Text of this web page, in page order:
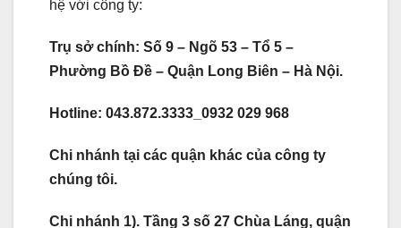
hệ với công ty:
Trụ sở chính: Số 9 – Ngõ 53 – Tổ 5 –
Phường Bồ Đề – Quận Long Biên – Hà Nội.
Hotline: 043.872.3333_0932 029 968
Chi nhánh tại các quận khác của công ty
chúng tôi.
Chi nhánh 1). Tầng 3 số 27 Chùa Láng, quận